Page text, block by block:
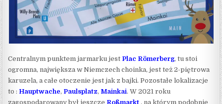
Centralnym punktem jarmarku jest Plac Römerberg, tu stoi
ogromna, największa w Niemczech choinka, jest też 2-piętrowa
karuzela, a całe otoczenie jest jak z bajki. Pozostałe lokalizacje
to : Hauptwache, Paulsplatz, Mainkai. W 2021 roku
zagospodarowany był jeszcze Roßmarkt , na którym podobnie